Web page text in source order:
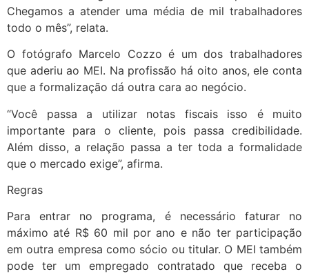
Chegamos a atender uma média de mil trabalhadores
todo o mês”, relata.
O fotógrafo Marcelo Cozzo é um dos trabalhadores
que aderiu ao MEI. Na profissão há oito anos, ele conta
que a formalização dá outra cara ao negócio.
“Você passa a utilizar notas fiscais isso é muito
importante para o cliente, pois passa credibilidade.
Além disso, a relação passa a ter toda a formalidade
que o mercado exige”, afirma.
Regras
Para entrar no programa, é necessário faturar no
máximo até R$ 60 mil por ano e não ter participação
em outra empresa como sócio ou titular. O MEI também
pode ter um empregado contratado que receba o